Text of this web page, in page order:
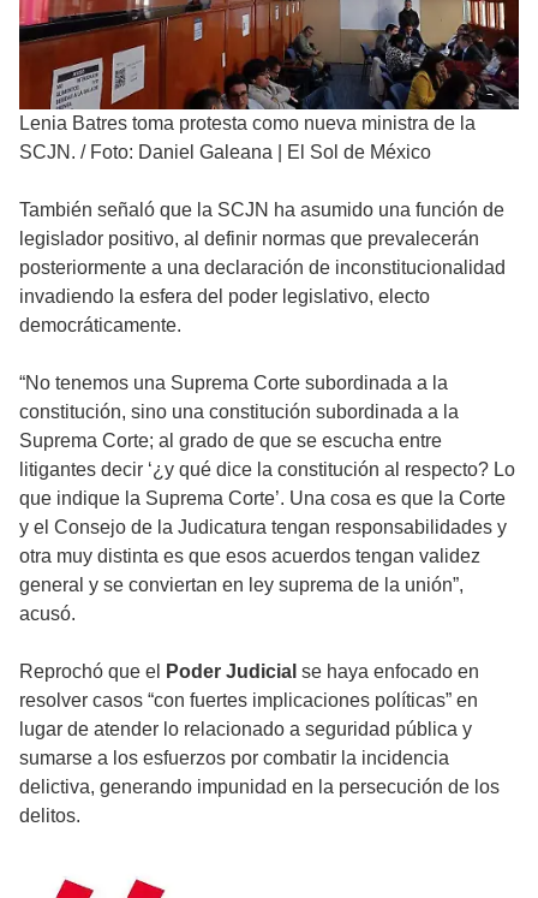
Lenia Batres toma protesta como nueva ministra de la
SCJN. / Foto: Daniel Galeana | El Sol de México
También señaló que la SCJN ha asumido una función de
legislador positivo, al definir normas que prevalecerán
posteriormente a una declaración de inconstitucionalidad
invadiendo la esfera del poder legislativo, electo
democráticamente.
“No tenemos una Suprema Corte subordinada a la
constitución, sino una constitución subordinada a la
Suprema Corte; al grado de que se escucha entre
litigantes decir ‘¿y qué dice la constitución al respecto? Lo
que indique la Suprema Corte’. Una cosa es que la Corte
y el Consejo de la Judicatura tengan responsabilidades y
otra muy distinta es que esos acuerdos tengan validez
general y se conviertan en ley suprema de la unión”,
acusó.
Reprochó que el Poder Judicial se haya enfocado en
resolver casos “con fuertes implicaciones políticas” en
lugar de atender lo relacionado a seguridad pública y
sumarse a los esfuerzos por combatir la incidencia
delictiva, generando impunidad en la persecución de los
delitos.